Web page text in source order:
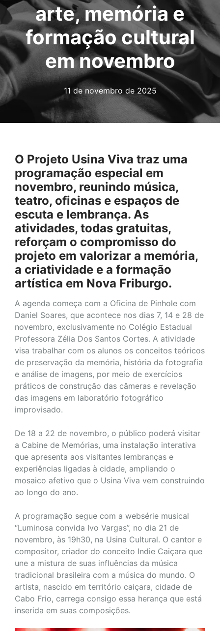
arte, memória e
formação cultural
em novembro
11 de novembro de 2025
O Projeto Usina Viva traz uma
programação especial em
novembro, reunindo música,
teatro, oficinas e espaços de
escuta e lembrança. As
atividades, todas gratuitas,
reforçam o compromisso do
projeto em valorizar a memória,
a criatividade e a formação
artística em Nova Friburgo.
A agenda começa com a Oficina de Pinhole com
Daniel Soares, que acontece nos dias 7, 14 e 28 de
novembro, exclusivamente no Colégio Estadual
Professora Zélia Dos Santos Cortes. A atividade
visa trabalhar com os alunos os conceitos teóricos
de preservação da memória, história da fotografia
e análise de imagens, por meio de exercícios
práticos de construção das câmeras e revelação
das imagens em laboratório fotográfico
improvisado.
De 18 a 22 de novembro, o público poderá visitar
a Cabine de Memórias, uma instalação interativa
que apresenta aos visitantes lembranças e
experiências ligadas à cidade, ampliando o
mosaico afetivo que o Usina Viva vem construindo
ao longo do ano.
A programação segue com a websérie musical
“Luminosa convida Ivo Vargas”, no dia 21 de
novembro, às 19h30, na Usina Cultural. O cantor e
compositor, criador do conceito Indie Caiçara que
une a mistura de suas influências da música
tradicional brasileira com a música do mundo. O
artista, nascido em território caiçara, cidade de
Cabo Frio, carrega consigo essa herança que está
inserida em suas composições.